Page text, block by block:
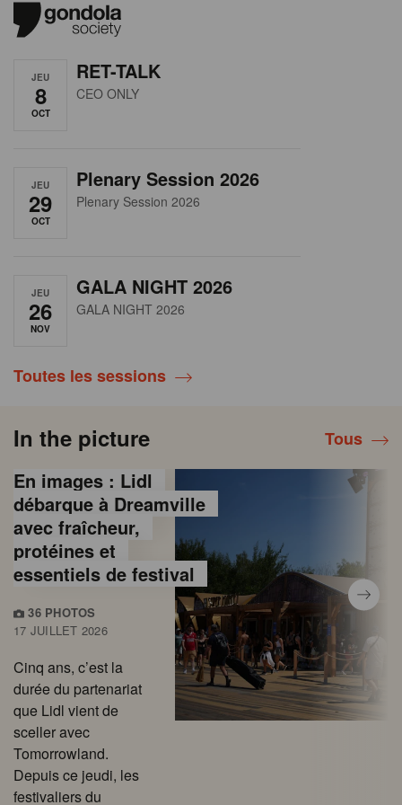
JEU
8
OCT
RET-TALK
CEO ONLY
JEU
29
OCT
Plenary Session 2026
Plenary Session 2026
JEU
26
NOV
GALA NIGHT 2026
GALA NIGHT 2026
Toutes les sessions
In the picture Tous
En images : Lidl
débarque à Dreamville
avec fraîcheur,
protéines et
essentiels de festival
36 PHOTOS
17 JUILLET 2026
Cinq ans, c’est la
durée du partenariat
que Lidl vient de
sceller avec
Tomorrowland.
Depuis ce jeudi, les
festivaliers du